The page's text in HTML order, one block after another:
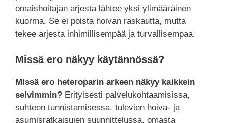
omaishoitajan arjesta lähtee yksi ylimääräinen
kuorma. Se ei poista hoivan raskautta, mutta
tekee arjesta inhimillisempää ja turvallisempaa.
Missä ero näkyy käytännössä?
Missä ero heteroparin arkeen näkyy kaikkein
selvimmin? Erityisesti palvelukohtaamisissa,
suhteen tunnistamisessa, tulevien hoiva- ja
asumisratkaisujen suunnittelussa, omasta